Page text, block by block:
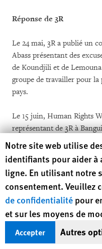
Réponse de 3R
Le 24 mai, 3R a publié un
Abass présentant des
de Koundjili et de
groupe de travailler pour
pays.
Le 15 juin, Human Rights
représentant de 3R à
chargé de suivre la mise
anti-balaka, un seul
ville n’aurait pas été pillée.
Watch avait été dupé par
stratégie est de brûler leurs
communauté internationale
Human Rights Watch
Notre site web utilise
identifiants pour aider à
ligne. En utilisant notre
consentement. Veuillez
de confidentialité pour
et sur les moyens de
Accepter Autres